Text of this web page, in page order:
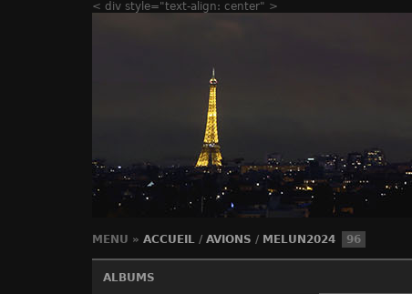
< div style="text-align: center" >
MENU » ACCUEIL/ AVIONS / MELUN2024 96
ALBUMS